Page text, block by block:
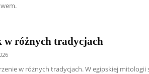
różnych tradycjach
w różnych tradycjach. W egipskiej mitologii